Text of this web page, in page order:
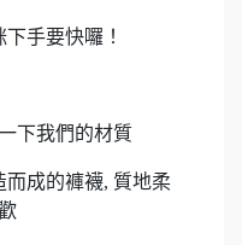
手要快囉！
下我們的材質
成的褲襪, 質地柔